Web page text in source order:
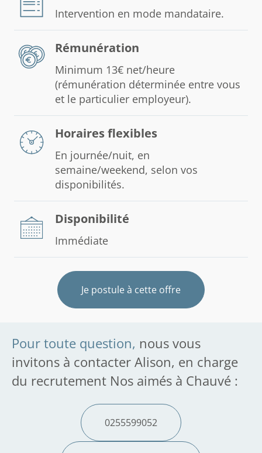
Intervention en mode mandataire.
Rémunération
Minimum 13€ net/heure
(rémunération déterminée entre vous
et le particulier employeur).
Horaires flexibles
En journée/nuit, en
semaine/weekend, selon vos
disponibilités.
Disponibilité
Immédiate
Je postule à cette offre
Pour toute question, nous vous
invitons à contacter Alison, en charge
du recrutement Nos aimés à Chauvé :
0255599052